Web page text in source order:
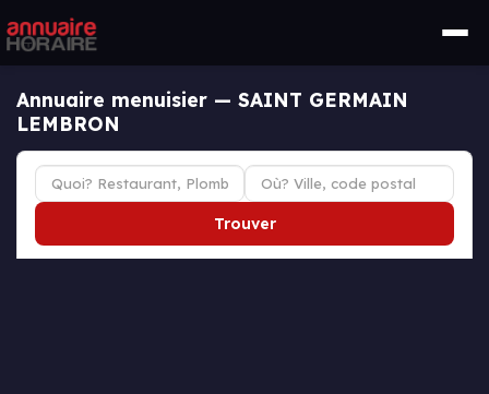
Annuaire menuisier — SAINT GERMAIN
LEMBRON
Trouver